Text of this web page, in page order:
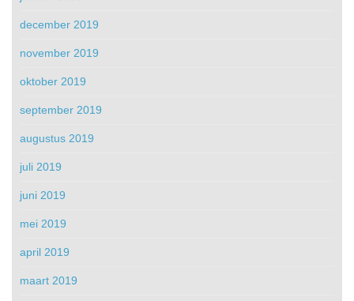
december 2019
november 2019
oktober 2019
september 2019
augustus 2019
juli 2019
juni 2019
mei 2019
april 2019
maart 2019